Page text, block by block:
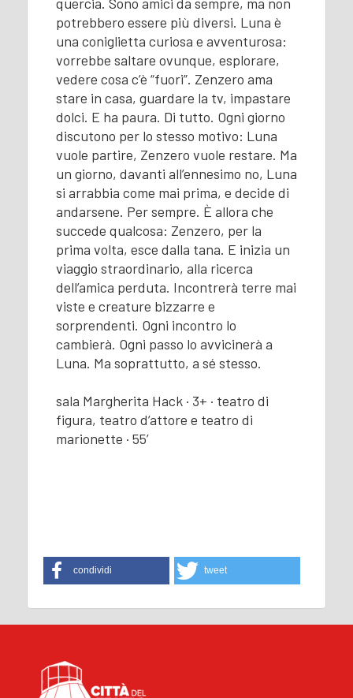
potrebbero essere più diversi. Luna è
una coniglietta curiosa e avventurosa:
vorrebbe saltare ovunque, esplorare,
vedere cosa c’è “fuori”. Zenzero ama
stare in casa, guardare la tv, impastare
dolci. E ha paura. Di tutto. Ogni giorno
discutono per lo stesso motivo: Luna
vuole partire, Zenzero vuole restare. Ma
un giorno, davanti all’ennesimo no, Luna
si arrabbia come mai prima, e decide di
andarsene. Per sempre. È allora che
succede qualcosa: Zenzero, per la
prima volta, esce dalla tana. E inizia un
viaggio straordinario, alla ricerca
dell’amica perduta. Incontrerà terre mai
viste e creature bizzarre e
sorprendenti. Ogni incontro lo
cambierà. Ogni passo lo avvicinerà a
Luna. Ma soprattutto, a sé stesso.
sala Margherita Hack · 3+ · teatro di
figura, teatro d’attore e teatro di
marionette · 55’
condividi tweet